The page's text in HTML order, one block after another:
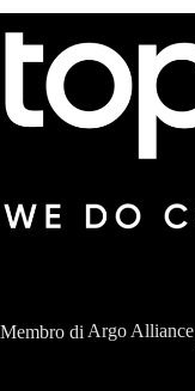
Membro di Argo Alliance